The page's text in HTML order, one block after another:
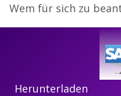
Wem für sich zu
Herunterladen